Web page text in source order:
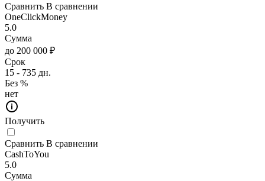
Сравнить В сравнении
OneClickMoney
5.0
Сумма
до 200 000 ₽
Срок
15 - 735 дн.
Без %
нет
Получить
Сравнить В сравнении
CashToYou
5.0
Сумма